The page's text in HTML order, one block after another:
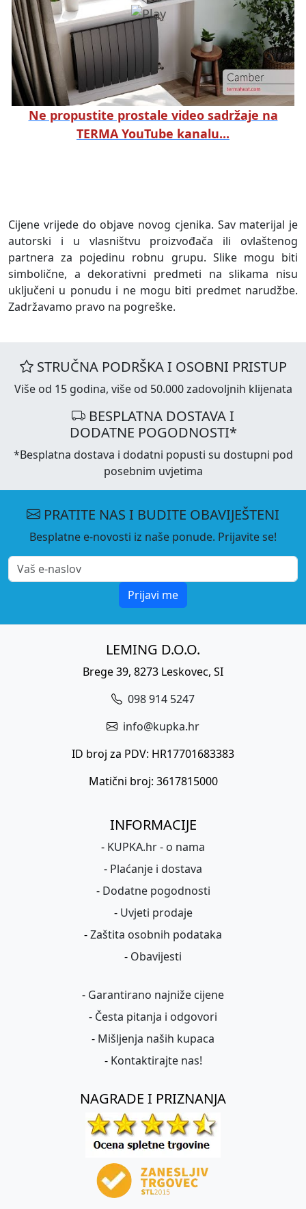
Ne propustite prostale video sadržaje na
TERMA YouTube kanalu...
Cijene vrijede do objave novog cjenika. Sav materijal je
autorski i u vlasništvu proizvođača ili ovlaštenog
partnera za pojedinu robnu grupu. Slike mogu biti
simbolične, a dekorativni predmeti na slikama nisu
uključeni u ponudu i ne mogu biti predmet narudžbe.
Zadržavamo pravo na pogreške.
STRUČNA PODRŠKA I OSOBNI PRISTUP
Više od 15 godina, više od 50.000 zadovoljnih klijenata
BESPLATNA DOSTAVA I
DODATNE POGODNOSTI*
*Besplatna dostava i dodatni popusti su dostupni pod
posebnim uvjetima
PRATITE NAS I BUDITE OBAVIJEŠTENI
Besplatne e-novosti iz naše ponude. Prijavite se!
Prijavi me
LEMING D.O.O.
Brege 39, 8273 Leskovec, SI
098 914 5247
info@kupka.hr
ID broj za PDV: HR17701683383
Matični broj: 3617815000
INFORMACIJE
- KUPKA.hr - o nama
- Plaćanje i dostava
- Dodatne pogodnosti
- Uvjeti prodaje
-Zaštita osobnih podataka
- Obavijesti
- Garantirano najniže cijene
- Česta pitanja i odgovori
- Mišljenja naših kupaca
- Kontaktirajte nas!
NAGRADE I PRIZNANJA